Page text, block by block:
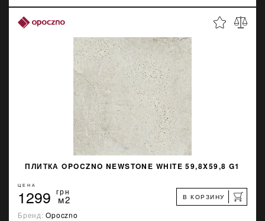
ПЛИТКА OPOCZNO NEWSTONE WHITE 59,8X59,8 G1
ЦЕНА
1299 грн
м2 В КОРЗИНУ
Бренд:Opoczno